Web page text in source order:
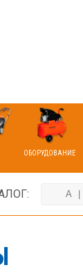
ОБОРУДОВАНИЕ
А